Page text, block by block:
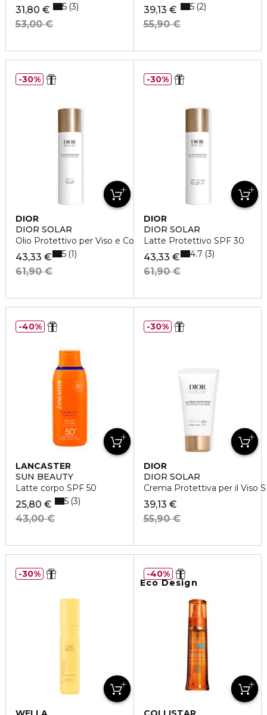
31,80 €
53,00 €
5 3
39,13 €
55,90 €
5 2
DIOR
DIOR SOLAR
Olio Protettivo per Viso e Corpo SPF 15
43,33 €
61,90 €
5 1
30%
DIOR
DIOR SOLAR
Latte Protettivo SPF 30
43,33 €
61,90 €
4.7 3
30%
LANCASTER
SUN BEAUTY
Latte corpo SPF 50
25,80 €
43,00 €
5 3
40%
DIOR
DIOR SOLAR
Crema Protettiva per il Viso
39,13 €
55,90 €
30%
30%
Eco Design
40%